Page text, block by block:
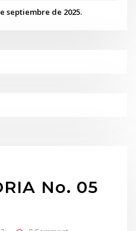
septiembre de 2025.
No. 05